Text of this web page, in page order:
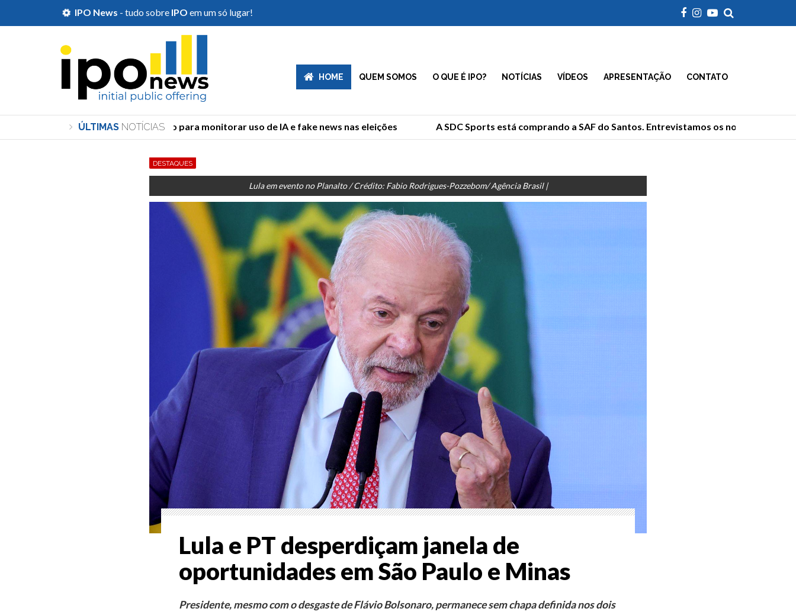
IPO News - tudo sobre IPO em um só lugar!
HOME QUEM SOMOS O QUE É IPO? NOTÍCIAS VÍDEOS APRESENTAÇÃO CONTATO
ÚLTIMAS NOTÍCIAS
TSE cria órgão para monitorar uso de IA e fake news nas eleições A SDC Sports está comprando a SAF do Santos. Entrevistamos os novos donos
DESTAQUES
Lula em evento no Planalto / Crédito: Fabio Rodrigues-Pozzebom/ Agência Brasil |
Lula e PT desperdiçam janela de
oportunidades em São Paulo e Minas
Presidente, mesmo com o desgaste de Flávio Bolsonaro, permanece sem chapa definida nos dois